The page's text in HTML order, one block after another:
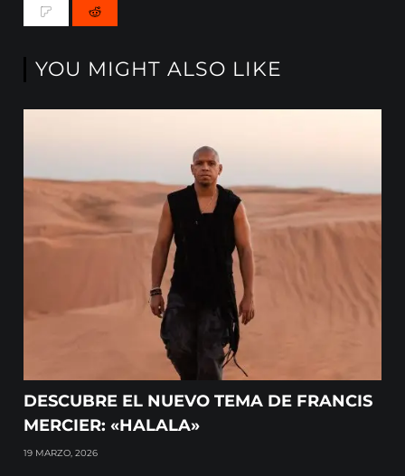
YOU MIGHT ALSO LIKE
DESCUBRE EL NUEVO TEMA DE FRANCIS
MERCIER: «HALALA»
19 MARZO, 2026